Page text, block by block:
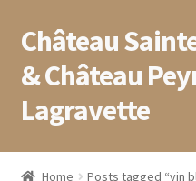
Aller
à
la
navigation
Aller
au
contenu
Château
& Château
Lagravette
Accueil
Home Posts tagged “vin